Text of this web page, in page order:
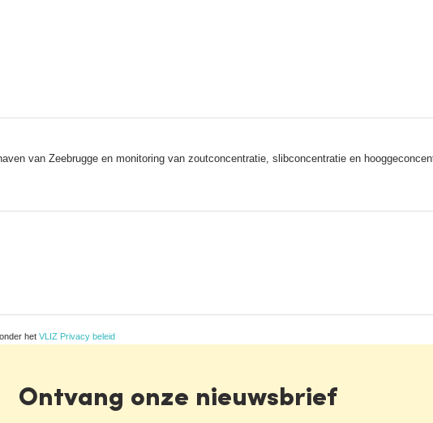
van Zeebrugge en monitoring van zoutconcentratie, slibconcentratie en
het VLIZ Privacy beleid
Ontvang onze nieuwsbrief